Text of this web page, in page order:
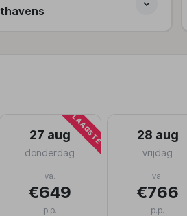
LAAGSTE
27 aug
donderdag
va.
€649
p.p.
28 aug
vrijdag
va.
€766
p.p.